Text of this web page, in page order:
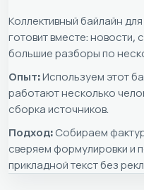
Коллективный байлайн
готовит вместе: новости,
большие разборы по
Опыт:Используем этот
работают несколько
сборка источников.
Подход: Собираем
сверяем формулировки и
прикладной текст без